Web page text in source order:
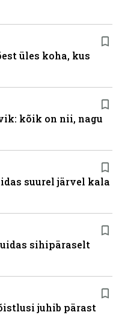
üles koha, kus
kõik on nii, nagu
suurel järvel kala
sihipäraselt
juhib pärast